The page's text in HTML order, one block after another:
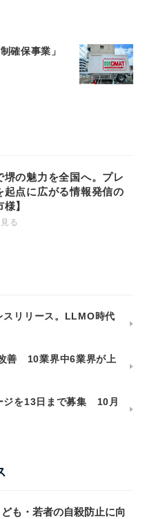
確保事業」
堺の魅力を全国へ。プレ
起点に広がる情報発信の
】
る
スリリース。LLMO時代
善 10業界中6業界が上
ジを13日まで募集 10月
も・若者の自殺防止に向